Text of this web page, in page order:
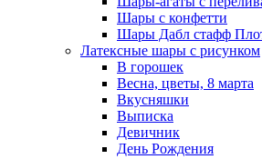
Шары с конфетти
Шары Дабл стафф
Латексные шары с рисунком
В горошек
Весна, цветы, 8 марта
Вкусняшки
Выписка
Девичник
День Рождения